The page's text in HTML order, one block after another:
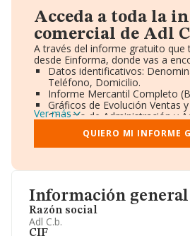
Información general
Razón social
Adl C.b.
CIF
Acceda a toda la
comercial de Adl
A través del informe gratuito que
desde Einforma, donde vas a
Datos identificativos:
Teléfono, Domicilio.
Informe Mercantil Completo
Gráficos de Evolución Ventas
Consejo de Administración y
Directivos y Ejecutivos.
Accionistas.
Participaciones y
Información oficial y registral
Ver más
QUIERO MI INFORME